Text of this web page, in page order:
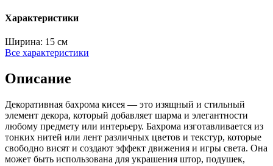
Характеристики
Ширина: 15 см
Все характеристики
Описание
Декоративная бахрома кисея — это изящный и стильный
элемент декора, который добавляет шарма и элегантности
любому предмету или интерьеру. Бахрома изготавливается из
тонких нитей или лент различных цветов и текстур, которые
свободно висят и создают эффект движения и игры света. Она
может быть использована для украшения штор, подушек,